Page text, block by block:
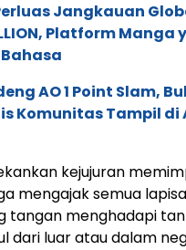
Jangkauan
Platform Manga
AO 1 Point Slam,
Komunitas Tampil di
kejujuran
mengajak semua
tangan menghadapi
dari luar atau dalam